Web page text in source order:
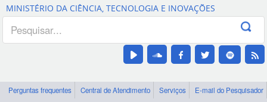
Canais
MINISTÉRIO DA CIÊNCIA, TECNOLOGIA E INOVAÇÕES
Perguntas frequentes Central de Atendimento Serviços
E-mail do Pesquisador